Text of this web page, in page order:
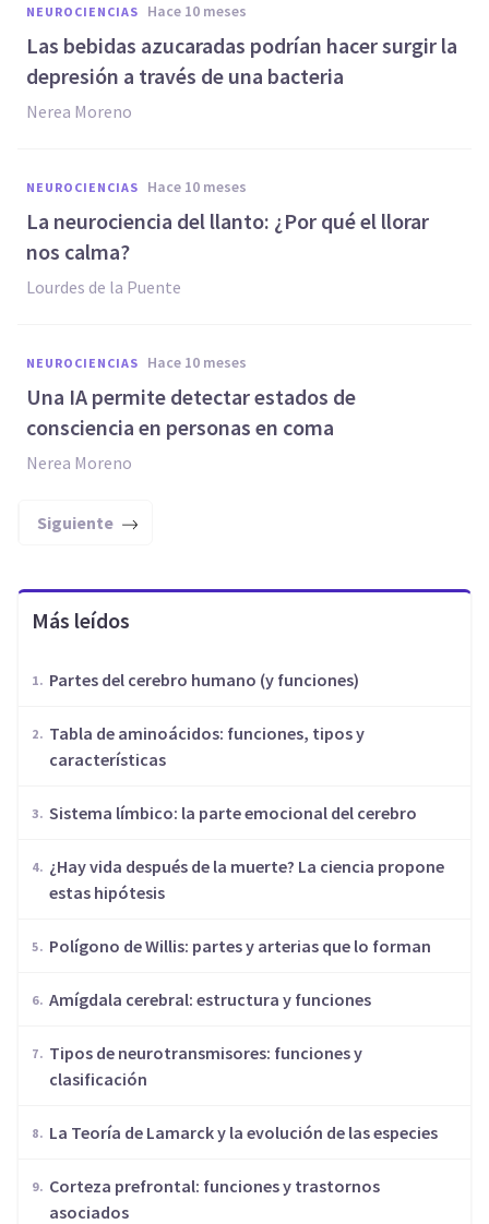
NEUROCIENCIAS hace 10 meses
Las bebidas azucaradas podrían hacer surgir la
depresión a través de una bacteria
Nerea Moreno
NEUROCIENCIAS hace 10 meses
La neurociencia del llanto: ¿Por qué el llorar
nos calma?
Lourdes de la Puente
NEUROCIENCIAS hace 10 meses
Una IA permite detectar estados de
consciencia en personas en coma
Nerea Moreno
Siguiente
Más leídos
Partes del cerebro humano (y funciones)
​Tabla de aminoácidos: funciones, tipos y
características
Sistema límbico: la parte emocional del cerebro
¿Hay vida después de la muerte? La ciencia propone
estas hipótesis
Polígono de Willis: partes y arterias que lo forman
Amígdala cerebral: estructura y funciones
​Tipos de neurotransmisores: funciones y
clasificación
​La Teoría de Lamarck y la evolución de las especies
Corteza prefrontal: funciones y trastornos
asociados